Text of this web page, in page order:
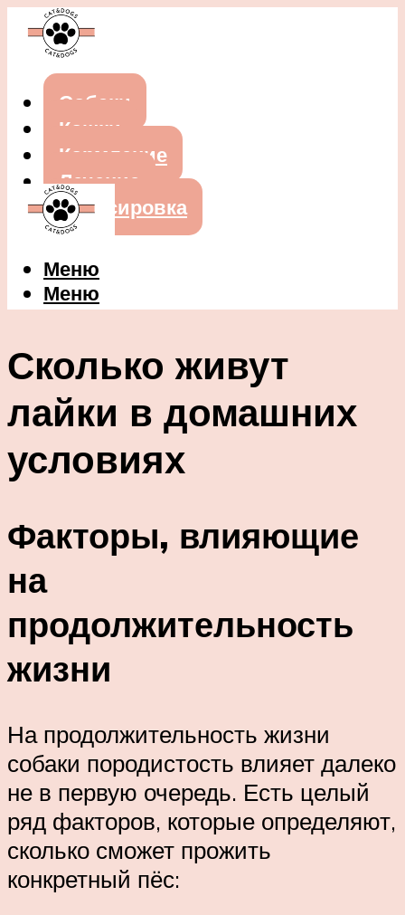
Собаки
Кошки
Кормление
Лечение
Дрессировка
Меню
Меню
Сколько живут
лайки в домашних
условиях
Факторы, влияющие
на
продолжительность
жизни
На продолжительность жизни
собаки породистость влияет далеко
не в первую очередь. Есть целый
ряд факторов, которые определяют,
сколько сможет прожить
конкретный пёс: